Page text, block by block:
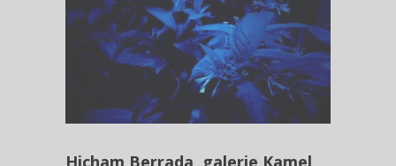
Hicham Berrada, galerie Kamel